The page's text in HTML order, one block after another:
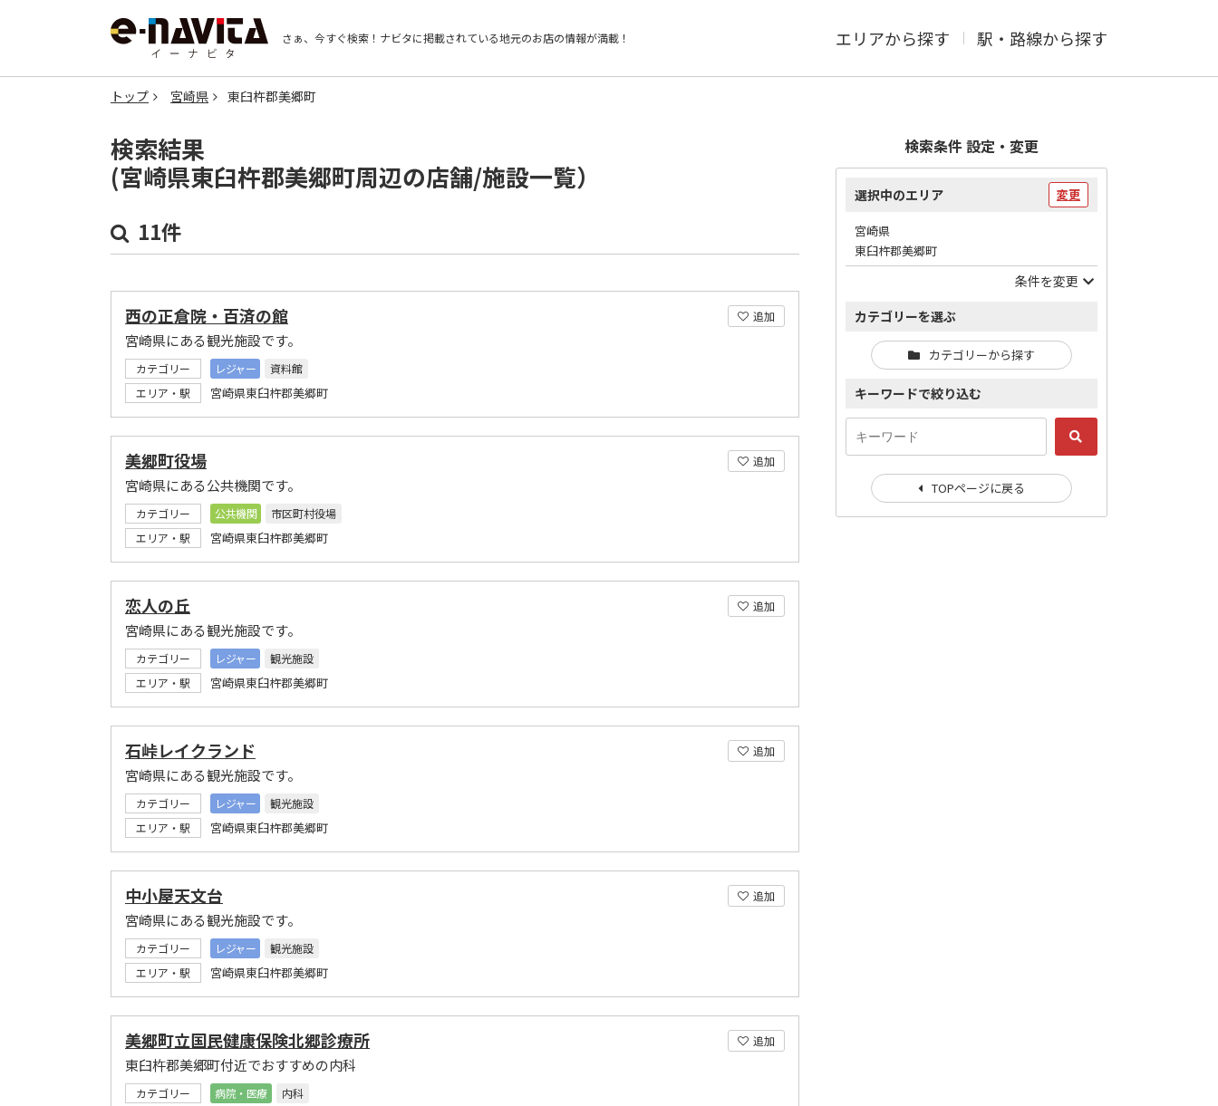
さぁ、今すぐ検索！ ナビタに掲載されている地元のお店の情報が満載！ エリアから探す 駅・路線から探す
トップ 宮崎県 東臼杵郡美郷町
検索結果
(宮崎県東臼杵郡美郷町周辺の店舗/施設一覧）
11件
追加
西の正倉院・百済の館
宮崎県にある観光施設です。
カテゴリー レジャー
資料館
エリア・駅
宮崎県東臼杵郡美郷町
追加
美郷町役場
宮崎県にある公共機関です。
カテゴリー 公共機関
市区町村役場
エリア・駅
宮崎県東臼杵郡美郷町
追加
恋人の丘
宮崎県にある観光施設です。
カテゴリー レジャー
観光施設
エリア・駅
宮崎県東臼杵郡美郷町
追加
石峠レイクランド
宮崎県にある観光施設です。
カテゴリー レジャー
観光施設
エリア・駅
宮崎県東臼杵郡美郷町
追加
中小屋天文台
宮崎県にある観光施設です。
カテゴリー レジャー
観光施設
エリア・駅
宮崎県東臼杵郡美郷町
追加
美郷町立国民健康保険北郷診療所
東臼杵郡美郷町付近でおすすめの内科
カテゴリー 病院・医療
内科
検索条件 設定・変更
選択中のエリア 変更
宮崎県
東臼杵郡美郷町
条件を変更
カテゴリーを選ぶ
カテゴリーから探す
キーワードで絞り込む
TOPページに戻る